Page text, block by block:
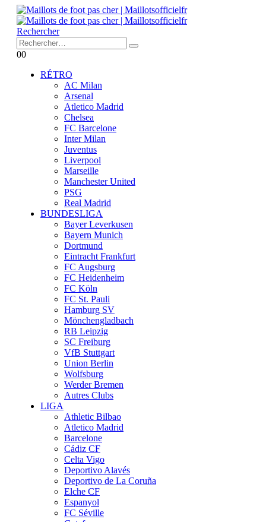
Rechercher
00
RÉTRO
AC Milan
Arsenal
Atletico Madrid
Chelsea
FC Barcelone
Inter Milan
Juventus
Liverpool
Marseille
Manchester United
PSG
Real Madrid
BUNDESLIGA
Bayer Leverkusen
Bayern Munich
Dortmund
Eintracht Frankfurt
FC Augsburg
FC Heidenheim
FC Köln
FC St. Pauli
Hamburg SV
Mönchengladbach
RB Leipzig
SC Freiburg
VfB Stuttgart
Union Berlin
Wolfsburg
Werder Bremen
Autres Clubs
LIGA
Athletic Bilbao
Atletico Madrid
Barcelone
Cádiz CF
Celta Vigo
Deportivo Alavés
Deportivo de La Coruña
Elche CF
Espanyol
FC Séville